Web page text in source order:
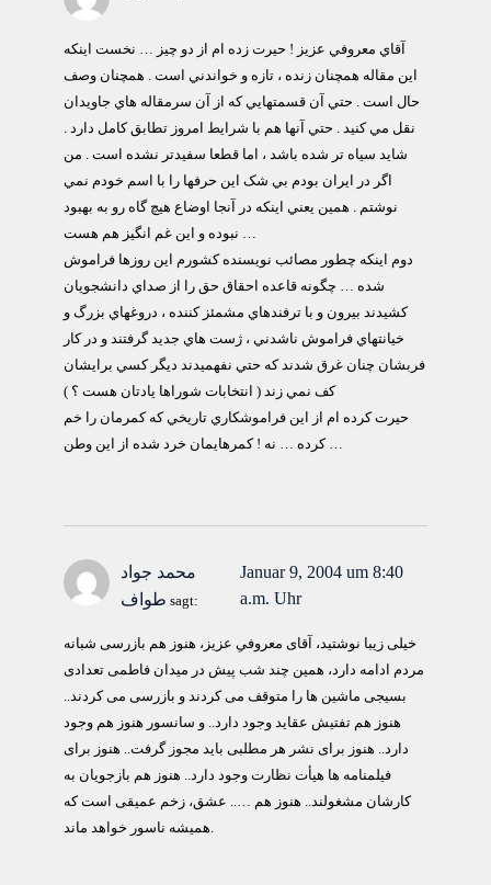
آقاي معروفي عزيز ! حيرت زده ام از دو چيز … نخست اينکه
اين مقاله همچنان زنده ، تازه و خواندني است . همچنان وصف
حال است . حتي آن قسمتهايي که از آن سرمقاله هاي جاويدان
نقل مي کنيد . حتي آنها هم با شرايط امروز تطابق کامل دارد .
شايد سياه تر شده باشد ، اما قطعا سفيدتر نشده است . من
اگر در ايران بودم بي شک اين حرفها را با اسم خودم نمي
نوشتم . همين يعني اينکه در آنجا اوضاع هيچ گاه رو به بهبود
نبوده و اين غم انگيز هم هست …
دوم اينکه چطور مصائب نويسنده کشورم اين روزها فراموش
شده … چگونه قاعده احقاق حق را از صداي دانشجويان
کشيدند بيرون و با ترفندهاي مشمئز کننده ، دروغهاي بزرگ و
خيانتهاي فراموش ناشدني ، ژست هاي جديد گرفتند و در کار
فربشان چنان غرق شدند که حتي نفهميدند ديگر کسي برايشان
کف نمي زند ( انتخابات شوراها يادتان هست ؟ )
حيرت کرده ام از اين فراموشکاري تاريخي که کمرمان را خم
کرده … نه ! کمرهايمان خرد شده از اين وطن …
محمد جواد
طواف sagt:
Januar 9, 2004 um 8:40
a.m. Uhr
خیلی زیبا نوشتید، آقای معروفیِ عزیز، هنوز هم بازرسی شبانه
مردم ادامه دارد، همین چند شب پیش در میدان فاطمی تعدادی
بسیجی ماشین ها را متوقف می کردند و بازرسی می کردند..
هنوز هم تفتیش عقاید وجود دارد.. و سانسور هنوز هم وجود
دارد.. هنوز برای نشر هر مطلبی باید مجوز گرفت.. هنوز برای
فیلمنامه ها هیأت نظارت وجود دارد.. هنوز هم بازجویان به
کارشان مشغولند.. هنوز هم ….. عشق، زخم عمیقی است که